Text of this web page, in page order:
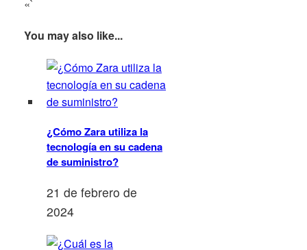
«`
You may also like...
¿Cómo Zara utiliza la
tecnología en su cadena
de suministro?
21 de febrero de
2024